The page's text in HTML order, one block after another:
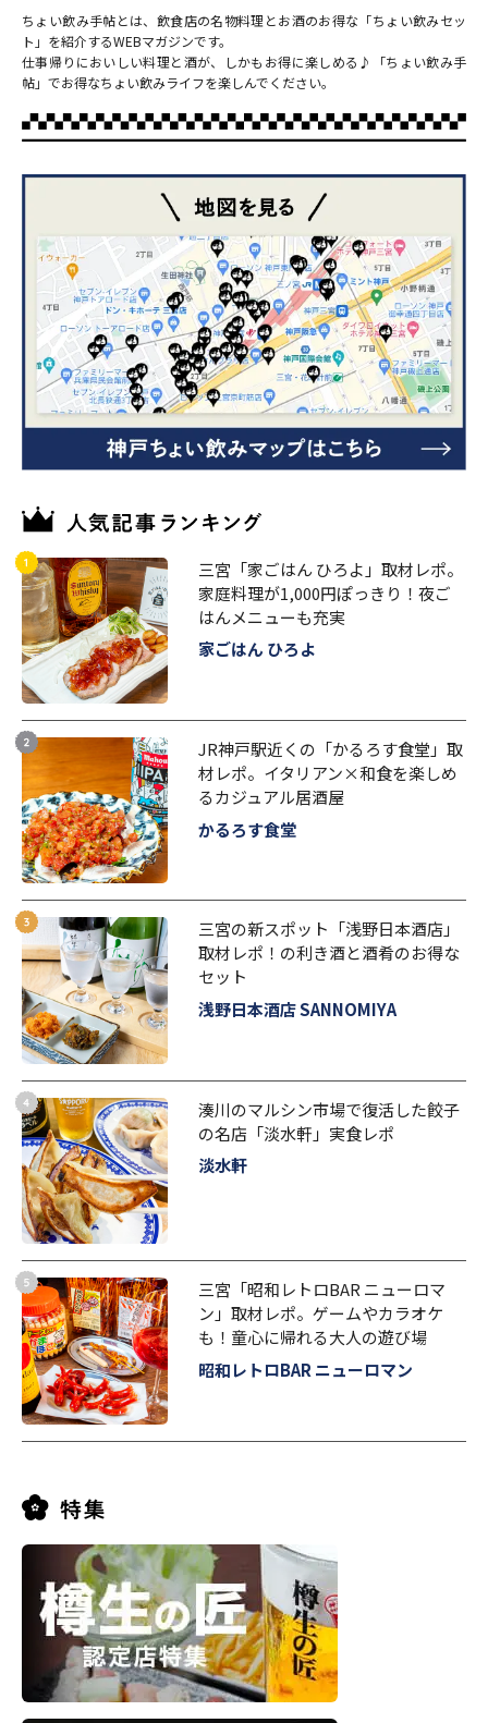
ちょい飲み手帖とは、飲食店の名物料理とお酒のお得な「ちょい飲みセッ
ト」を紹介するWEBマガジンです。
仕事帰りにおいしい料理と酒が、しかもお得に楽しめる♪「ちょい飲み手
帖」でお得なちょい飲みライフを楽しんでください。
三宮「家ごはん ひろよ」取材レポ。
家庭料理が1,000円ぽっきり！夜ご
はんメニューも充実
家ごはん ひろよ
JR神戸駅近くの「かるろす食堂」取
材レポ。イタリアン×和食を楽しめ
るカジュアル居酒屋
かるろす食堂
三宮の新スポット「浅野日本酒店」
取材レポ！の利き酒と酒肴のお得な
セット
浅野日本酒店 SANNOMIYA
湊川のマルシン市場で復活した餃子
の名店「淡水軒」実食レポ
淡水軒
三宮「昭和レトロBAR ニューロマ
ン」取材レポ。ゲームやカラオケ
も！童心に帰れる大人の遊び場
昭和レトロBAR ニューロマン